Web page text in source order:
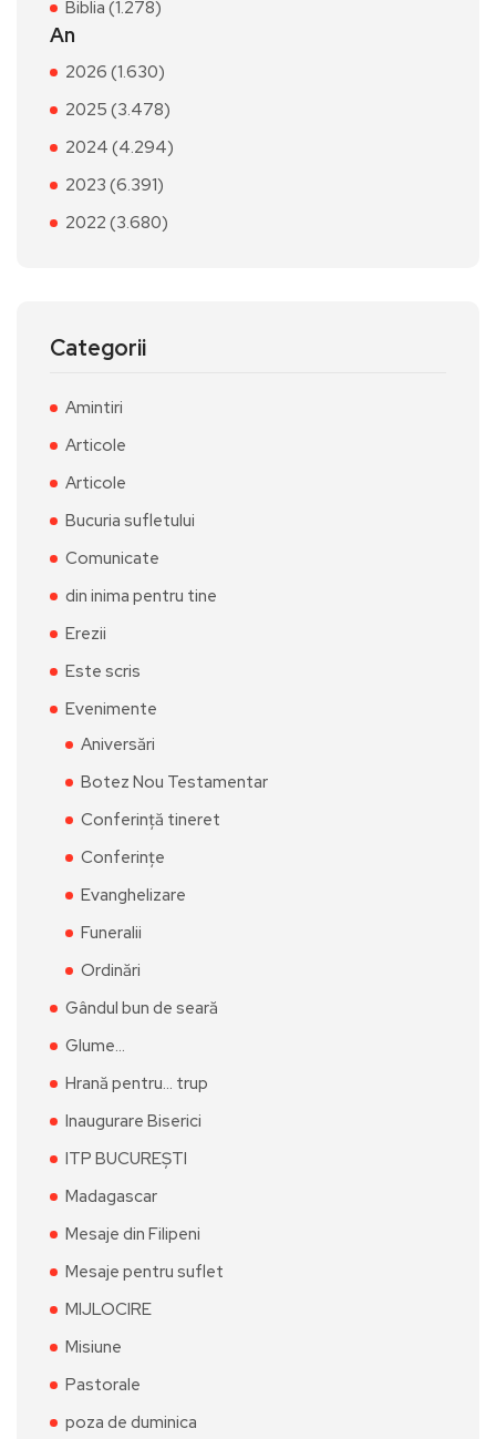
Biblia (1.278)
An
2026 (1.630)
2025 (3.478)
2024 (4.294)
2023 (6.391)
2022 (3.680)
Categorii
Amintiri
Articole
Articole
Bucuria sufletului
Comunicate
din inima pentru tine
Erezii
Este scris
Evenimente
Aniversări
Botez Nou Testamentar
Conferință tineret
Conferințe
Evanghelizare
Funeralii
Ordinări
Gândul bun de seară
Glume…
Hrană pentru… trup
Inaugurare Biserici
ITP BUCUREȘTI
Madagascar
Mesaje din Filipeni
Mesaje pentru suflet
MIJLOCIRE
Misiune
Pastorale
poza de duminica